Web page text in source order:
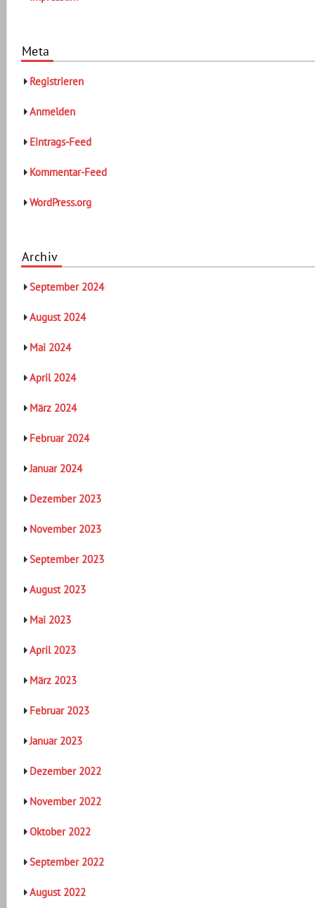
Meta
Registrieren
Anmelden
Eintrags-Feed
Kommentar-Feed
WordPress.org
Archiv
September 2024
August 2024
Mai 2024
April 2024
März 2024
Februar 2024
Januar 2024
Dezember 2023
November 2023
September 2023
August 2023
Mai 2023
April 2023
März 2023
Februar 2023
Januar 2023
Dezember 2022
November 2022
Oktober 2022
September 2022
August 2022